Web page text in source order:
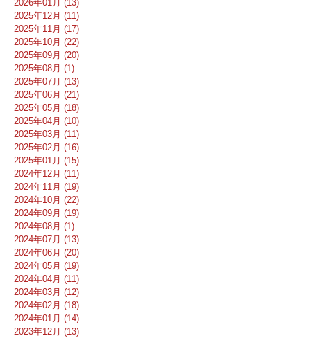
2026年01月 (13)
2025年12月 (11)
2025年11月 (17)
2025年10月 (22)
2025年09月 (20)
2025年08月 (1)
2025年07月 (13)
2025年06月 (21)
2025年05月 (18)
2025年04月 (10)
2025年03月 (11)
2025年02月 (16)
2025年01月 (15)
2024年12月 (11)
2024年11月 (19)
2024年10月 (22)
2024年09月 (19)
2024年08月 (1)
2024年07月 (13)
2024年06月 (20)
2024年05月 (19)
2024年04月 (11)
2024年03月 (12)
2024年02月 (18)
2024年01月 (14)
2023年12月 (13)